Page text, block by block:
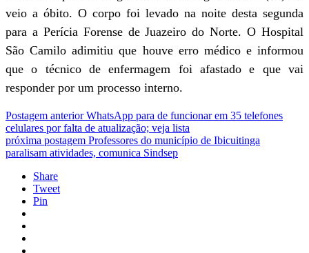
veio a óbito. O corpo foi levado na noite desta segunda
para a Perícia Forense de Juazeiro do Norte. O Hospital
São Camilo adimitiu que houve erro médico e informou
que o técnico de enfermagem foi afastado e que vai
responder por um processo interno.
Postagem anterior WhatsApp para de funcionar em 35 telefones
celulares por falta de atualização; veja lista
próxima postagem Professores do município de Ibicuitinga
paralisam atividades, comunica Sindsep
Share
Tweet
Pin